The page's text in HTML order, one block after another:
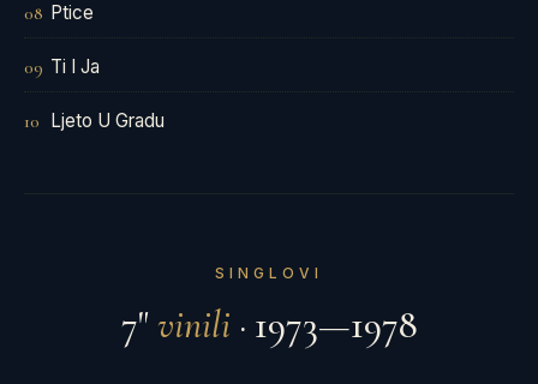
08 Ptice
09 Ti I Ja
10 Ljeto U Gradu
SINGLOVI
7"vinili · 1973—1978